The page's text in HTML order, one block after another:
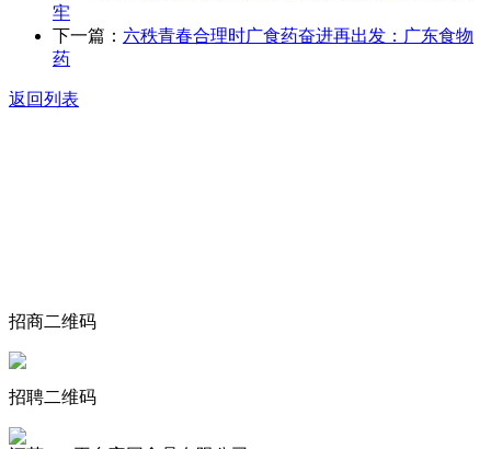
牢
下一篇： 六秩青春合理时广食药奋进再出发：广东食物
药
返回列表
招商二维码
招聘二维码